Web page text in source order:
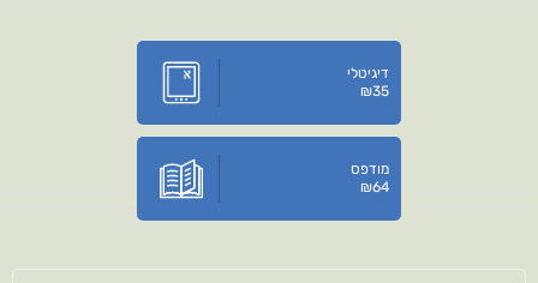
דיגיטלי
₪35
מודפס
₪64